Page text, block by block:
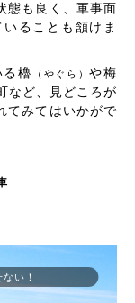
態も良く、軍事面
ることも頷けま
櫓
（やぐら）や梅
など、見どころが
てみてはいかがで
い！